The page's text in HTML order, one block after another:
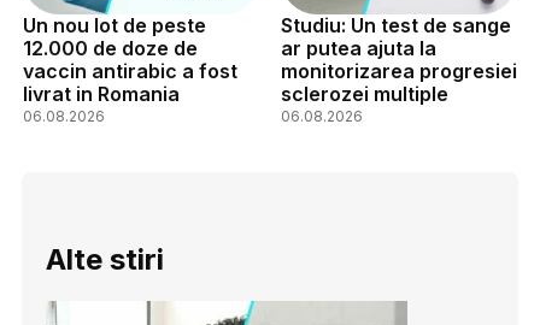
Un nou lot de peste
12.000 de doze de
vaccin antirabic a fost
livrat in Romania
06.08.2026
Studiu: Un test de sange
ar putea ajuta la
monitorizarea progresiei
sclerozei multiple
06.08.2026
Alte stiri